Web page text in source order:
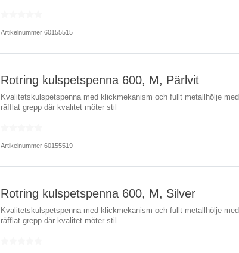
Artikelnummer 60155515
Rotring kulspetspenna 600, M, Pärlvit
Kvalitetskulspetspenna med klickmekanism och fullt metallhölje med
räfflat grepp där kvalitet möter stil
Artikelnummer 60155519
Rotring kulspetspenna 600, M, Silver
Kvalitetskulspetspenna med klickmekanism och fullt metallhölje med
räfflat grepp där kvalitet möter stil